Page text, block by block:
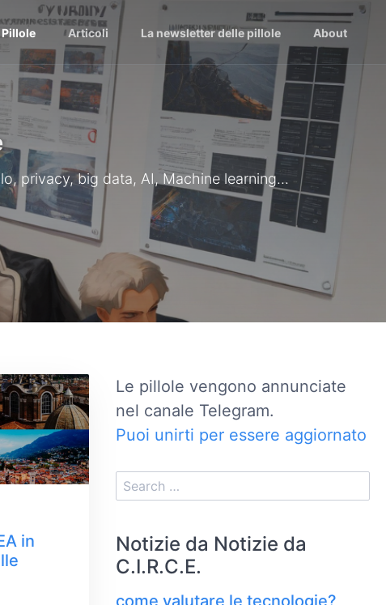
Pillole Articoli La newsletter delle pillole About
privacy, big data, AI, Machine learning...
in
Le pillole vengono annunciate
nel canale Telegram.
Puoi unirti per essere aggiornato
Notizie da Notizie da
C.I.R.C.E.
come valutare le tecnologie?